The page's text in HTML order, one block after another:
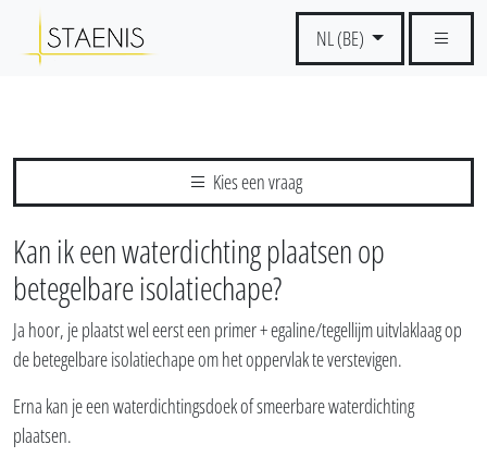
NL (BE)
Kies een vraag
Kan ik een waterdichting plaatsen op
betegelbare isolatiechape?
Ja hoor, je plaatst wel eerst een primer + egaline/tegellijm uitvlaklaag op
de betegelbare isolatiechape om het oppervlak te verstevigen.
Erna kan je een waterdichtingsdoek of smeerbare waterdichting
plaatsen.